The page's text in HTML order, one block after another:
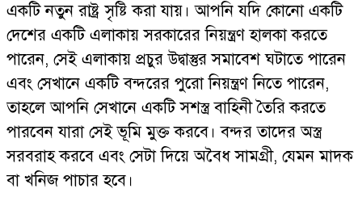
একটি নতুন রাষ্ট্র সৃষ্টি করা যায়। আপনি যদি কোনো একটি
দেশের একটি এলাকায় সরকারের নিয়ন্ত্রণ হালকা করতে
পারেন, সেই এলাকায় প্রচুর উদ্বাস্তুর সমাবেশ ঘটাতে পারেন
এবং সেখানে একটি বন্দরের পুরো নিয়ন্ত্রণ নিতে পারেন,
তাহলে আপনি সেখানে একটি সশস্ত্র বাহিনী তৈরি করতে
পারবেন যারা সেই ভূমি মুক্ত করবে। বন্দর তাদের অস্ত্র
সরবরাহ করবে এবং সেটা দিয়ে অবৈধ সামগ্রী, যেমন মাদক
বা খনিজ পাচার হবে।